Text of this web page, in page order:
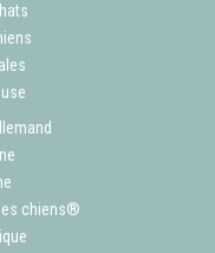
chiens®